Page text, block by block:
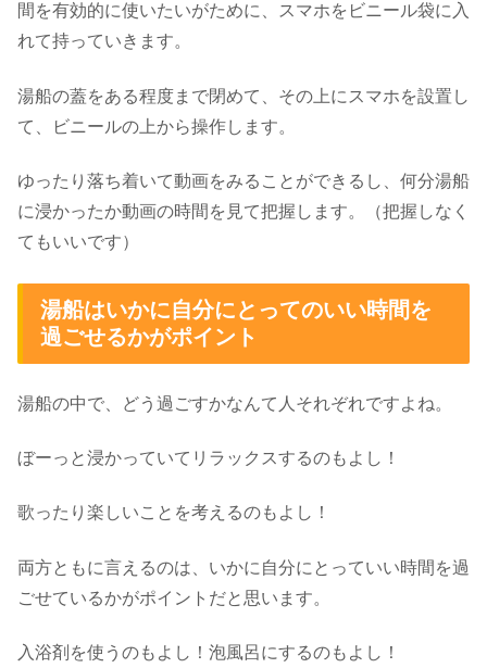
間を有効的に使いたいがために、スマホをビニール袋に入
れて持っていきます。
湯船の蓋をある程度まで閉めて、その上にスマホを設置し
て、ビニールの上から操作します。
ゆったり落ち着いて動画をみることができるし、何分湯船
に浸かったか動画の時間を見て把握します。（把握しなく
てもいいです）
湯船はいかに自分にとってのいい時間を
過ごせるかがポイント
湯船の中で、どう過ごすかなんて人それぞれですよね。
ぼーっと浸かっていてリラックスするのもよし！
歌ったり楽しいことを考えるのもよし！
両方ともに言えるのは、いかに自分にとっていい時間を過
ごせているかがポイントだと思います。
入浴剤を使うのもよし！泡風呂にするのもよし！